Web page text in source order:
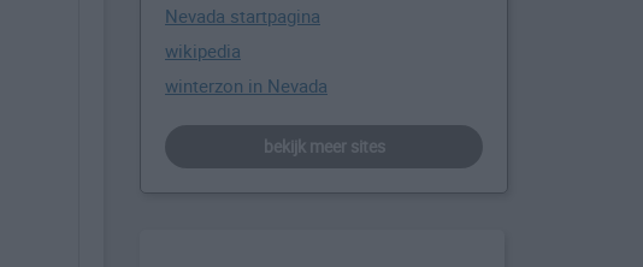
Nevada startpagina
wikipedia
winterzon in Nevada
bekijk meer sites